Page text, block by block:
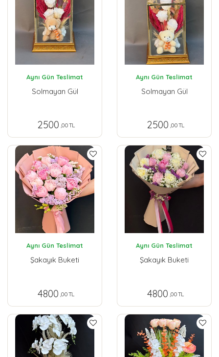
Aynı Gün Teslimat
Solmayan Gül
2500 ,00 TL
Aynı Gün Teslimat
Solmayan Gül
2500 ,00 TL
Aynı Gün Teslimat
Şakayık Buketi
4800 ,00 TL
Aynı Gün Teslimat
Şakayık Buketi
4800 ,00 TL